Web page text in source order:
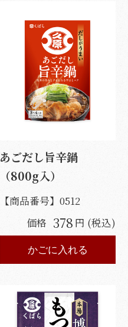
あごだし旨辛鍋
（800g入）
【商品番号】0512
価格 378 円 (税込)
かごに入れる